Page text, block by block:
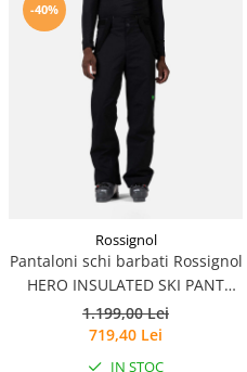
-40%
Rossignol
Pantaloni schi barbati Rossignol
HERO INSULATED SKI PANT
Black
1.199,00 Lei
719,40 Lei
IN STOC